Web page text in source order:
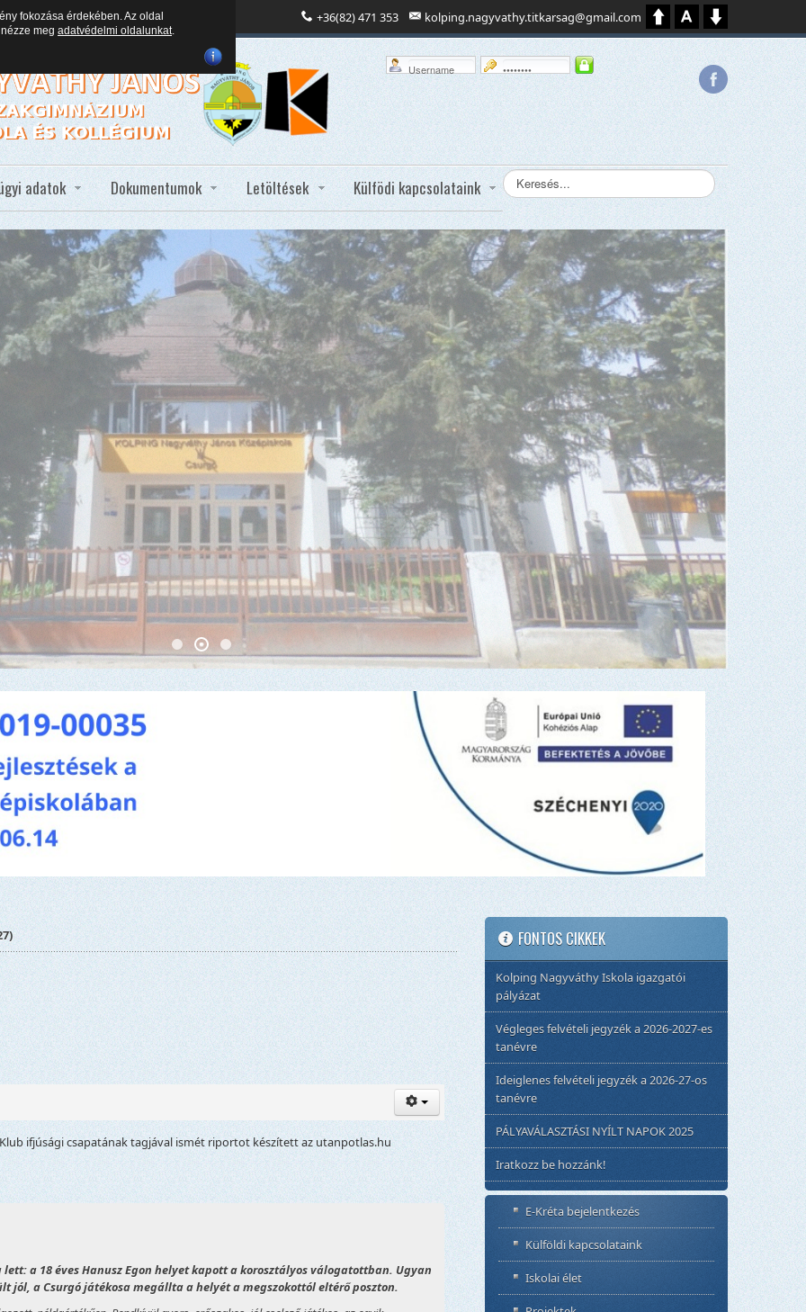
+36(82) 471 353 kolping.nagyvathy.titkarsag@gmail.com
adatok Dokumentumok Letöltések Külfödi kapcsolataink Keresés...
ifjúsági csapatának tagjával ismét riportot készített az utanpotlas.hu
a 18 éves Hanusz Egon helyet kapott a korosztályos válogatottban. Ugyan
jól, a Csurgó játékosa megállta a helyét a megszokottól eltérő poszton.
FONTOS CIKKEK
Kolping Nagyváthy Iskola igazgatói
pályázat
Végleges felvételi jegyzék a 2026-2027-es
tanévre
Ideiglenes felvételi jegyzék a 2026-27-os
tanévre
PÁLYAVÁLASZTÁSI NYÍLT NAPOK 2025
Iratkozz be hozzánk!
E-Kréta bejelentkezés
Külföldi kapcsolataink
Iskolai élet
fokozása érdekében. Az oldal
meg adatvédelmi oldalunkat.